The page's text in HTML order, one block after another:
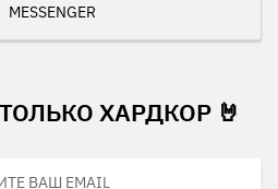
MESSENGER
ХАРДКОР 🤘